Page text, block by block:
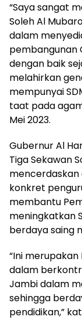
“Saya sangat
Soleh Al
dalam
pembangunan
dengan baik
melahirkan
mempunyai
taat pada
Mei 2023.
Gubernur Al
Tiga Sekawan
konkret
membantu
meningkatkan
berdaya saing
“Ini
dalam
Jambi dalam
sehingga
pendidikan,”